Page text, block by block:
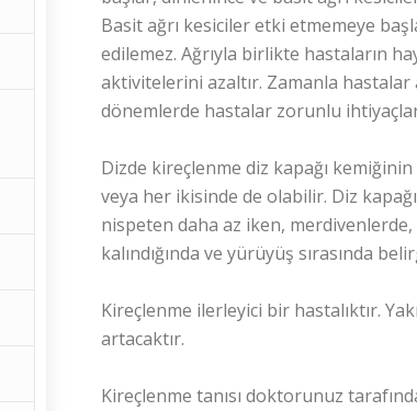
Basit ağrı kesiciler etki etmemeye
edilemez. Ağrıyla birlikte hastaların
aktivitelerini azaltır. Zamanla
dönemlerde hastalar zorunlu
Dizde kireçlenme diz kapağı
veya her ikisinde de olabilir. Diz
nispeten daha az iken,
kalındığında ve yürüyüş sırasında
Kireçlenme ilerleyici bir hastalıktır.
artacaktır.
Kireçlenme tanısı doktorunuz